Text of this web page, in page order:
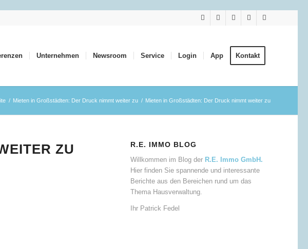
Unternehmen Newsroom Service Login App Kontakt
/ Mieten in Großstädten: Der Druck nimmt weiter zu / Mieten in Großstädten: Der Druck nimmt weiter zu
ZU R.E. IMMO BLOG
Willkommen im Blog der R.E. Immo GmbH.
Hier finden Sie spannende und interessante
Berichte aus den Bereichen rund um das
Thema Hausverwaltung.
Ihr Patrick Fedel